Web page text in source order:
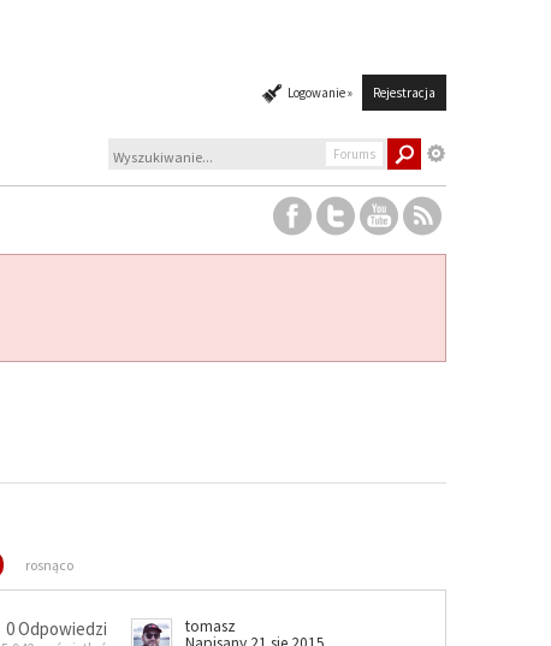
Logowanie » Rejestracja
Forums
rosnąco
0 Odpowiedzi
tomasz